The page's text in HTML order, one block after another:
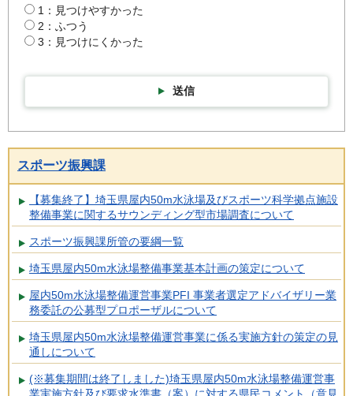
1：見つけやすかった
2：ふつう
3：見つけにくかった
送信
スポーツ振興課
【募集終了】埼玉県屋内50m水泳場及びスポーツ科学拠点施設
整備事業に関するサウンディング型市場調査について
スポーツ振興課所管の要綱一覧
埼玉県屋内50m水泳場整備事業基本計画の策定について
屋内50m水泳場整備運営事業PFI 事業者選定アドバイザリー業
務委託の公募型プロポーザルについて
埼玉県屋内50m水泳場整備運営事業に係る実施方針の策定の見
通しについて
(※募集期間は終了しました)埼玉県屋内50m水泳場整備運営事
業実施方針及び要求水準書（案）に対する県民コメント（意見